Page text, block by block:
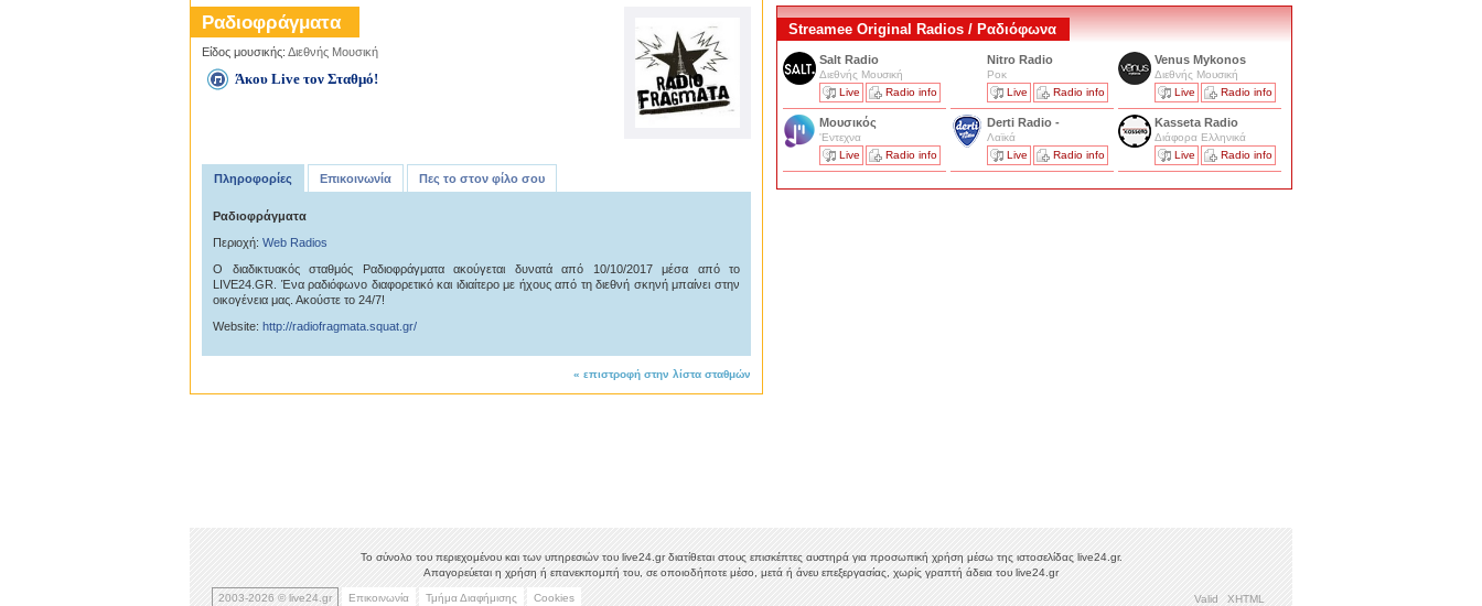
Ραδιοφράγματα
Είδος μουσικής: Διεθνής Μουσική
Άκου Live τον Σταθμό!
Πληροφορίες Επικοινωνία Πες το στον φίλο σου
Ραδιοφράγματα
Περιοχή: Web Radios
O διαδικτυακός σταθμός Ραδιοφράγματα ακούγεται δυνατά από 10/10/2017 μέσα από το
LIVE24.GR. Ένα ραδιόφωνο διαφορετικό και ιδιαίτερο με ήχους από τη διεθνή σκηνή μπαίνει στην
οικογένεια μας. Ακούστε το 24/7!
Website: http://radiofragmata.squat.gr/
« επιστροφή στην λίστα σταθμών
Streamee Original Radios / Ραδιόφωνα
Salt Radio
Διεθνής Μουσική
Live
Radio info
Nitro Radio
Ροκ
Live
Radio info
Venus Mykonos
Διεθνής Μουσική
Live
Radio info
Μουσικός
'Εντεχνα
Live
Radio info
Derti Radio -
Λαϊκά
Live
Radio info
Kasseta Radio
Διάφορα Ελληνικά
Live
Radio info
Το σύνολο του περιεχομένου και των υπηρεσιών του live24.gr διατίθεται στους επισκέπτες αυστηρά για προσωπική χρήση μέσω της ιστοσελίδας live24.gr.
Απαγορεύεται η χρήση ή επανεκπομπή του, σε οποιοδήποτε μέσο, μετά ή άνευ επεξεργασίας, χωρίς γραπτή άδεια του live24.gr
2003-2026 © live24.gr Επικοινωνία Τμήμα Διαφήμισης Cookies Valid XHTML